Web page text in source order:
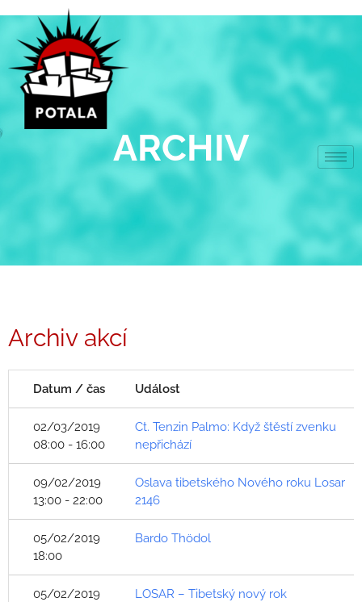
obsah
ARCHIV
Archiv akcí
Datum / čas Událost
02/03/2019
08:00 - 16:00
Ct. Tenzin Palmo: Když štěstí zvenku
nepřichází
09/02/2019
13:00 - 22:00
Oslava tibetského Nového roku Losar
2146
05/02/2019
18:00
Bardo Thödol
05/02/2019
LOSAR – Tibetský nový rok